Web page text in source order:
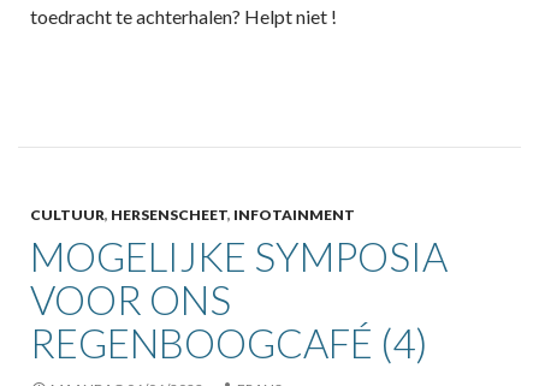
toedracht te achterhalen? Helpt niet !
CULTUUR, HERSENSCHEET, INFOTAINMENT
MOGELIJKE SYMPOSIA
VOOR ONS
REGENBOOGCAFÉ (4)